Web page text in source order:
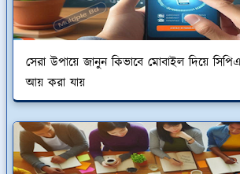
সেরা উপায়ে জানুন কিভাবে মোবাইল দিয়ে
আয় করা যায়